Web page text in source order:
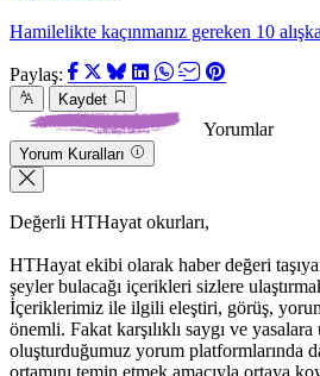
Hamilelikte kaçınmanız gereken 10
Paylaş:
Kaydet
Yorumlar
Yorum Kuralları
Değerli HTHayat okurları,
HTHayat ekibi olarak haber değeri
şeyler bulacağı içerikleri sizlere
İçeriklerimiz ile ilgili eleştiri, görüş,
önemli. Fakat karşılıklı saygı ve
oluşturduğumuz yorum platformlarında